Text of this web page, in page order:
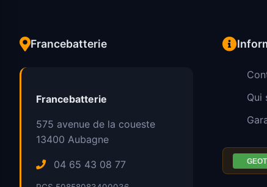
Francebatterie
Francebatterie
575 avenue de la coueste
13400 Aubagne
04 65 43 08 77
Qui